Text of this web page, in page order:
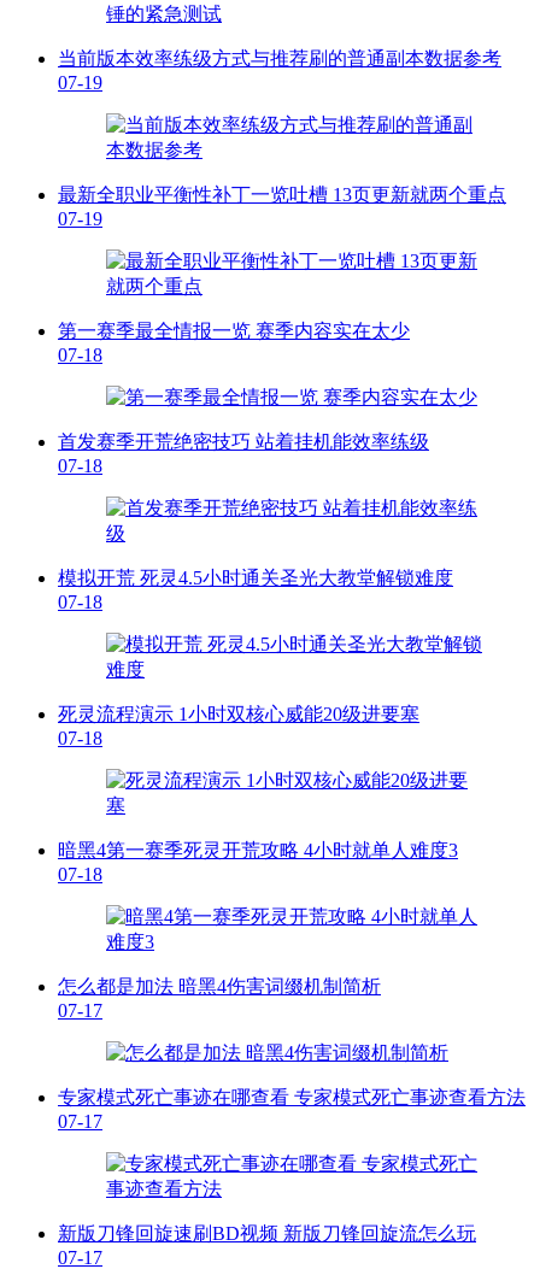
当前版本效率练级方式与推荐刷的普通副本数据参考
07-19
最新全职业平衡性补丁一览吐槽 13页更新就两个重点
07-19
第一赛季最全情报一览 赛季内容实在太少
07-18
首发赛季开荒绝密技巧 站着挂机能效率练级
07-18
模拟开荒 死灵4.5小时通关圣光大教堂解锁难度
07-18
死灵流程演示 1小时双核心威能20级进要塞
07-18
暗黑4第一赛季死灵开荒攻略 4小时就单人难度3
07-18
怎么都是加法 暗黑4伤害词缀机制简析
07-17
专家模式死亡事迹在哪查看 专家模式死亡事迹查看方法
07-17
新版刀锋回旋速刷BD视频 新版刀锋回旋流怎么玩
07-17